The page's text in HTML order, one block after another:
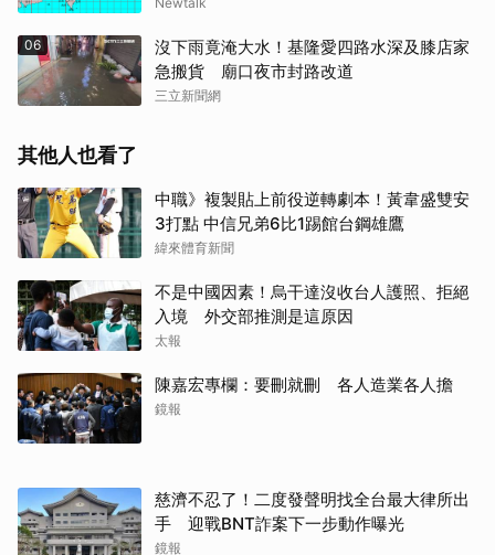
06
沒下雨竟淹大水！基隆愛四路水深及膝店家
急搬貨 廟口夜市封路改道
三立新聞網
其他人也看了
中職》複製貼上前役逆轉劇本！黃韋盛雙安
3打點 中信兄弟6比1踢館台鋼雄鷹
緯來體育新聞
不是中國因素！烏干達沒收台人護照、拒絕
入境 外交部推測是這原因
太報
陳嘉宏專欄：要刪就刪 各人造業各人擔
鏡報
慈濟不忍了！二度發聲明找全台最大律所出
手 迎戰BNT詐案下一步動作曝光
鏡報